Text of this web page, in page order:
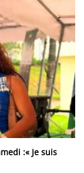
:« Je suis